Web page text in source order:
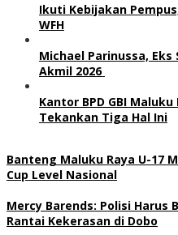
Ikuti Kebijakan
WFH
Michael Parinussa, Eks
Akmil 2026
Kantor BPD GBI
Tekankan Tiga Hal Ini
Banteng Maluku Raya U-17
Cup Level Nasional
Mercy Barends: Polisi
Rantai Kekerasan di Dobo